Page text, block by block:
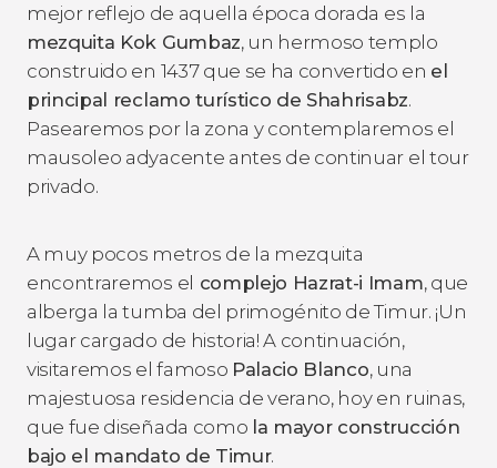
mejor reflejo de aquella época dorada es la
mezquita Kok Gumbaz, un hermoso templo
construido en 1437 que se ha convertido en el
principal reclamo turístico de Shahrisabz.
Pasearemos por la zona y contemplaremos el
mausoleo adyacente antes de continuar el tour
privado.
A muy pocos metros de la mezquita
encontraremos el complejo Hazrat-i Imam, que
alberga la tumba del primogénito de Timur. ¡Un
lugar cargado de historia! A continuación,
visitaremos el famoso Palacio Blanco, una
majestuosa residencia de verano, hoy en ruinas,
que fue diseñada como la mayor construcción
bajo el mandato de Timur.